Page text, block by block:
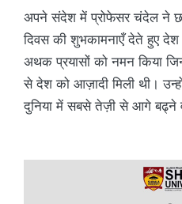
अपने संदेश में प्रोफेसर चंदेल ने
दिवस की शुभकामनाएँ देते हुए
अथक प्रयासों को नमन किया
से देश को आज़ादी मिली थी।
दुनिया में सबसे तेज़ी से आगे बढ्ने